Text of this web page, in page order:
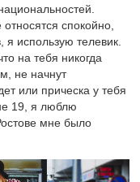
спокойно,
использую телевик.
на тебя никогда
не начнут
или прическа у тебя
19, я люблю
мне было